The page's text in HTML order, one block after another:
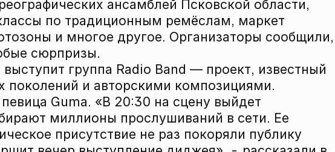
ансамблей Псковской области,
по традиционным ремёслам, маркет
и многое другое. Организаторы сообщили,
сюрпризы.
группа Radio Band — проект, известный
поколений и авторскими композициями.
Guma. «В 20:30 на сцену выйдет
миллионы прослушиваний в сети. Ее
присутствие не раз покоряли публику